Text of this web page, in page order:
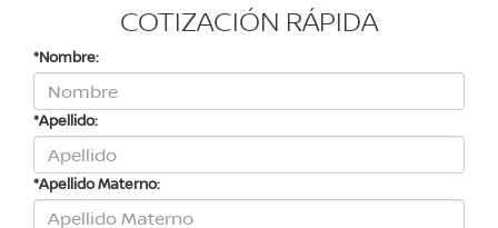
COTIZACIÓN RÁPIDA
*Nombre:
*Apellido:
*Apellido Materno: